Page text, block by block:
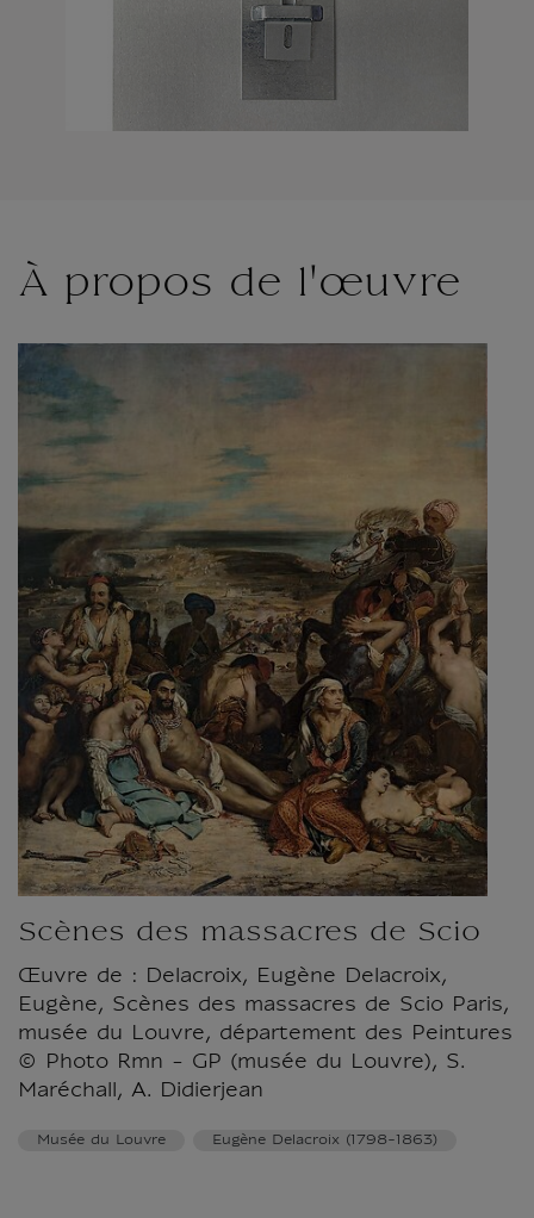
À propos de l'œuvre
Scènes des massacres de Scio
Œuvre de : Delacroix, Eugène Delacroix,
Eugène, Scènes des massacres de Scio Paris,
musée du Louvre, département des Peintures
© Photo Rmn - GP (musée du Louvre), S.
Maréchall, A. Didierjean
Musée du Louvre Eugène Delacroix (1798-1863)